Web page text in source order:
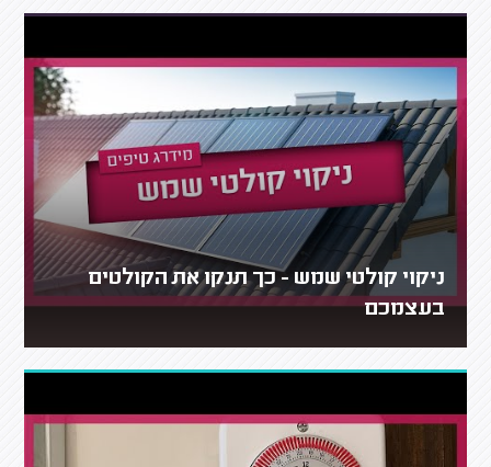
ניקוי קולטי שמש - כך תנקו את הקולטים
בעצמכם